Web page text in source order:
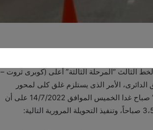
أى كثافات مرورية متوقعة، وتسيير حركة
الثالث “المرحلة الثالثة” أعلى (كوبرى ثروت –
الدائرى، الأمر الذى يستلزم غلق كلى لمحور
صفط اللبن بالموقع المشار إليه فقط وذلك لمدة “عشرون دقيقة” صباح غدا الخميس الموافق 14/7/2022 على أن
: